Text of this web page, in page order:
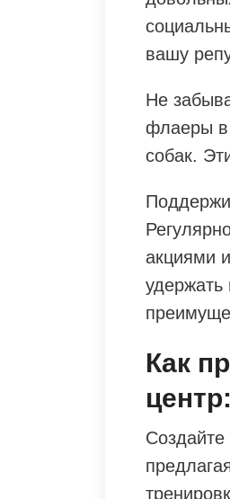
вашу
Не
флаеры в
собак.
акциями
удержать
Как
Создайте